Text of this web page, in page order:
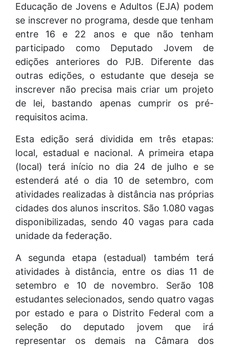
Educação de Jovens e Adultos (EJA) podem
se inscrever no programa, desde que tenham
entre 16 e 22 anos e que não tenham
participado como Deputado Jovem de
edições anteriores do PJB. Diferente das
outras edições, o estudante que deseja se
inscrever não precisa mais criar um projeto
de lei, bastando apenas cumprir os pré-
requisitos acima.
Esta edição será dividida em três etapas:
local, estadual e nacional. A primeira etapa
(local) terá início no dia 24 de julho e se
estenderá até o dia 10 de setembro, com
atividades realizadas à distância nas próprias
cidades dos alunos inscritos. São 1.080 vagas
disponibilizadas, sendo 40 vagas para cada
unidade da federação.
A segunda etapa (estadual) também terá
atividades à distância, entre os dias 11 de
setembro e 10 de novembro. Serão 108
estudantes selecionados, sendo quatro vagas
por estado e para o Distrito Federal com a
seleção do deputado jovem que irá
representar os demais na Câmara dos